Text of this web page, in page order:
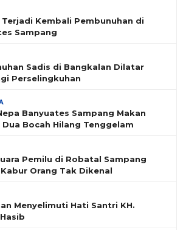
Terjadi Kembali Pembunuhan di
Sampang
Sadis di Bangkalan Dilatar
Perselingkuhan
Banyuates Sampang Makan
Dua Bocah Hilang Tenggelam
Pemilu di Robatal Sampang
Orang Tak Dikenal
Menyelimuti Hati Santri KH.